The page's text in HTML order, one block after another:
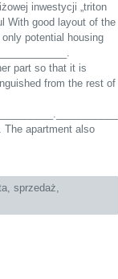
inwestycji „triton
With good layout of the
potential housing
part so that it is
from the rest of
The apartment also
, sprzedaż,